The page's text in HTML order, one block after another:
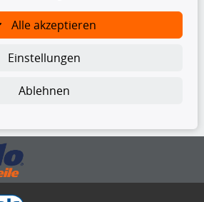
die gesamte Datenbank dürfen
oder die gesamte Datenbank ohne
zu vervielfältigen, zu verbreiten
Dritte ausführen zu lassen. Ein
dar und wird verfolgt.
unseren Onlineshop identifizierte Ersatzteil
Alle akzeptieren
Einstellungen
Ablehnen